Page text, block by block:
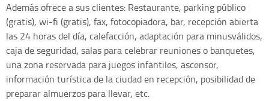
Además ofrece a sus clientes: Restaurante, parking público
(gratis), wi-fi (gratis), fax, fotocopiadora, bar, recepción abierta
las 24 horas del día, calefacción, adaptación para minusválidos,
caja de seguridad, salas para celebrar reuniones o banquetes,
una zona reservada para juegos infantiles, ascensor,
información turística de la ciudad en recepción, posibilidad de
preparar almuerzos para llevar, etc.